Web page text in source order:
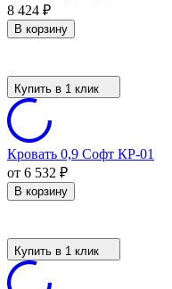
8 424 ₽
В корзину
Купить в 1 клик
Кровать 0,9 Софт КР-01
от 6 532 ₽
В корзину
Купить в 1 клик